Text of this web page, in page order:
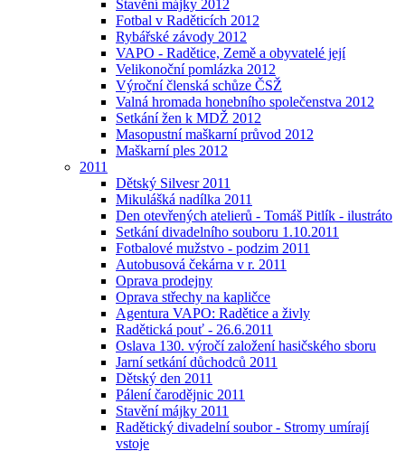
Stavění májky 2012
Fotbal v Raděticích 2012
Rybářské závody 2012
VAPO - Radětice, Země a obyvatelé její
Velikonoční pomlázka 2012
Výroční členská schůze ČSŽ
Valná hromada honebního společenstva 2012
Setkání žen k MDŽ 2012
Masopustní maškarní průvod 2012
Maškarní ples 2012
2011
Dětský Silvesr 2011
Mikulášká nadílka 2011
Den otevřených atelierů - Tomáš Pitlík - ilustráto
Setkání divadelního souboru 1.10.2011
Fotbalové mužstvo - podzim 2011
Autobusová čekárna v r. 2011
Oprava prodejny
Oprava střechy na kapličce
Agentura VAPO: Radětice a živly
Radětická pouť - 26.6.2011
Oslava 130. výročí založení hasičského sboru
Jarní setkání důchodců 2011
Dětský den 2011
Pálení čarodějnic 2011
Stavění májky 2011
Radětický divadelní soubor - Stromy umírají
vstoje